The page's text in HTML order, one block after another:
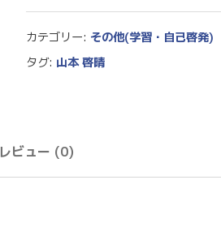
カテゴリー: その他(学習・自己啓発)
タグ: 山本 啓晴
レビュー (0)